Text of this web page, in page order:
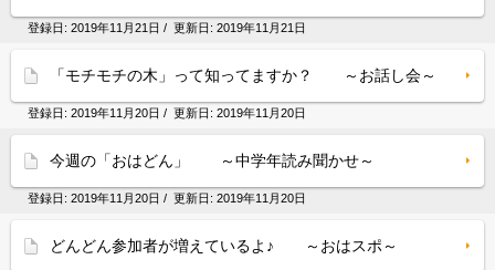
登録日: 2019年11月21日 / 更新日: 2019年11月21日
「モチモチの木」って知ってますか？ ～お話し会～
登録日: 2019年11月20日 / 更新日: 2019年11月20日
今週の「おはどん」 ～中学年読み聞かせ～
登録日: 2019年11月20日 / 更新日: 2019年11月20日
どんどん参加者が増えているよ♪ ～おはスポ～